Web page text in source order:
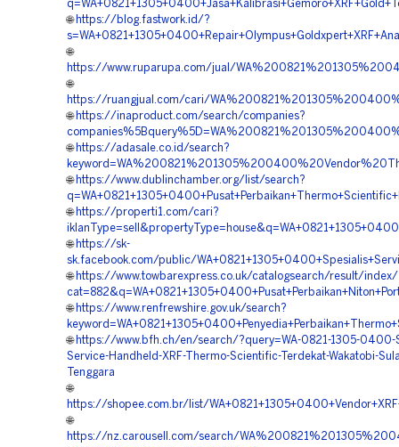
🌐 https://blog.fastwork.id/?
🌐
https://www.ruparupa.com/jual/
🌐
https://ruangjual.com/cari/
🌐 https://inaproduct.com/search/companies?
🌐 https://adasale.co.id/search?
🌐 https://www.dublinchamber.org/list/search?
🌐 https://properti1.com/cari?
🌐 https://sk-
sk.facebook.com/public/
🌐 https://www.towbarexpress.co.uk/catalogsearch/result/index/
🌐 https://www.renfrewshire.gov.uk/search?
🌐 https://www.bfh.ch/en/search/?query=WA-0821-1305-0400-
Service-Handheld-XRF-Thermo-Scientific-Terdekat-Wakatobi-
Tenggara
🌐
https://shopee.com.br/list/
🌐
https://nz.carousell.com/search/